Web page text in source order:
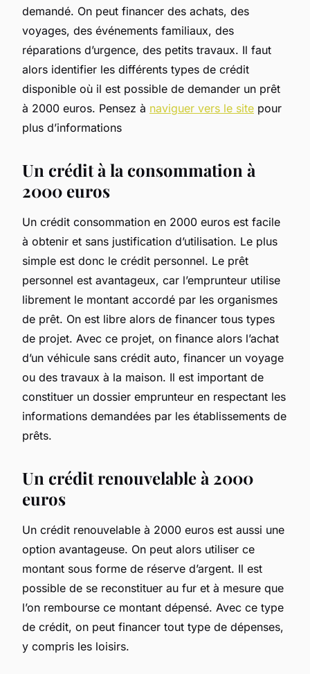
demandé. On peut financer des achats, des
voyages, des événements familiaux, des
réparations d’urgence, des petits travaux. Il faut
alors identifier les différents types de crédit
disponible où il est possible de demander un prêt
à 2000 euros. Pensez à naviguer vers le site pour
plus d’informations
Un crédit à la consommation à
2000 euros
Un crédit consommation en 2000 euros est facile
à obtenir et sans justification d’utilisation. Le plus
simple est donc le crédit personnel. Le prêt
personnel est avantageux, car l’emprunteur utilise
librement le montant accordé par les organismes
de prêt. On est libre alors de financer tous types
de projet. Avec ce projet, on finance alors l’achat
d’un véhicule sans crédit auto, financer un voyage
ou des travaux à la maison. Il est important de
constituer un dossier emprunteur en respectant les
informations demandées par les établissements de
prêts.
Un crédit renouvelable à 2000
euros
Un crédit renouvelable à 2000 euros est aussi une
option avantageuse. On peut alors utiliser ce
montant sous forme de réserve d’argent. Il est
possible de se reconstituer au fur et à mesure que
l’on rembourse ce montant dépensé. Avec ce type
de crédit, on peut financer tout type de dépenses,
y compris les loisirs.